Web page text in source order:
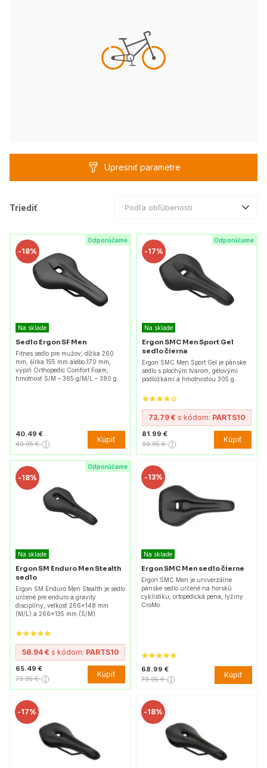
Upresniť parametre
Triediť Podľa obľúbenosti
Odporúčame
-18%
Na sklade
Sedlo Ergon SF Men
Fitnes sedlo pre mužov, dĺžka 260
mm, šírka 155 mm alebo 170 mm,
výplň Orthopedic Comfort Foam,
hmotnosť S/M – 365 g/M/L – 380 g.
40.49 €
49.95 € Kúpiť
Odporúčame
-17%
Na sklade
Ergon SMC Men Sport Gel
sedlo čierna
Ergon SMC Men Sport Gel je pánske
sedlo s plochým tvarom, gélovými
podložkami a hmotnosťou 305 g.
73.79 € s kódom: PARTS10
81.99 €
99.95 € Kúpiť
Odporúčame
-18%
Na sklade
Ergon SM Enduro Men Stealth
sedlo
Ergon SM Enduro Men Stealth je sedlo
určené pre enduro a gravity
disciplíny, veľkosť 266x148 mm
(M/L) a 266x135 mm (S/M).
58.94 € s kódom: PARTS10
65.49 €
79.95 € Kúpiť
-13%
Na sklade
Ergon SMC Men sedlo čierne
Ergon SMC Men je univerzálne
pánske sedlo určené na horskú
cyklistiku, ortopedická pena, lyžiny
CroMo.
68.99 €
79.95 € Kúpiť
-17% -18%